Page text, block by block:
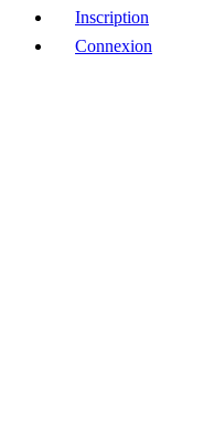
Inscription
Connexion